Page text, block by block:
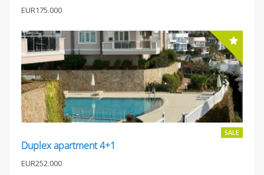
EUR175.000
SALE
Duplex apartment 4+1
EUR252.000